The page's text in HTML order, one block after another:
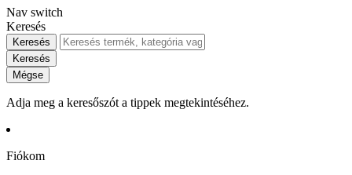
Nav switch
Keresés
Keresés
Keresés
Mégse
Adja meg a keresőszót a tippek megtekintéséhez.
Fiókom